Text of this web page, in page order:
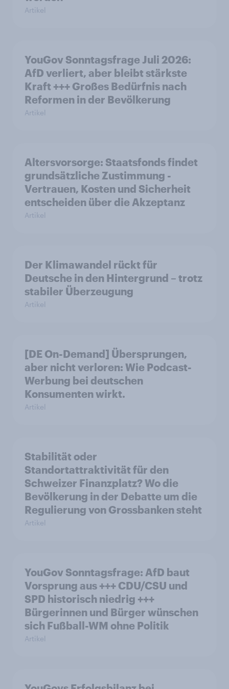
Artikel
YouGov Sonntagsfrage Juli 2026:
AfD verliert, aber bleibt stärkste
Kraft +++ Großes Bedürfnis nach
Reformen in der Bevölkerung
Artikel
Altersvorsorge: Staatsfonds findet
grundsätzliche Zustimmung -
Vertrauen, Kosten und Sicherheit
entscheiden über die Akzeptanz
Artikel
Der Klimawandel rückt für
Deutsche in den Hintergrund – trotz
stabiler Überzeugung
Artikel
[DE On-Demand] Übersprungen,
aber nicht verloren: Wie Podcast-
Werbung bei deutschen
Konsumenten wirkt.
Artikel
Stabilität oder
Standortattraktivität für den
Schweizer Finanzplatz? Wo die
Bevölkerung in der Debatte um die
Regulierung von Grossbanken steht
Artikel
YouGov Sonntagsfrage: AfD baut
Vorsprung aus +++ CDU/CSU und
SPD historisch niedrig +++
Bürgerinnen und Bürger wünschen
sich Fußball-WM ohne Politik
Artikel